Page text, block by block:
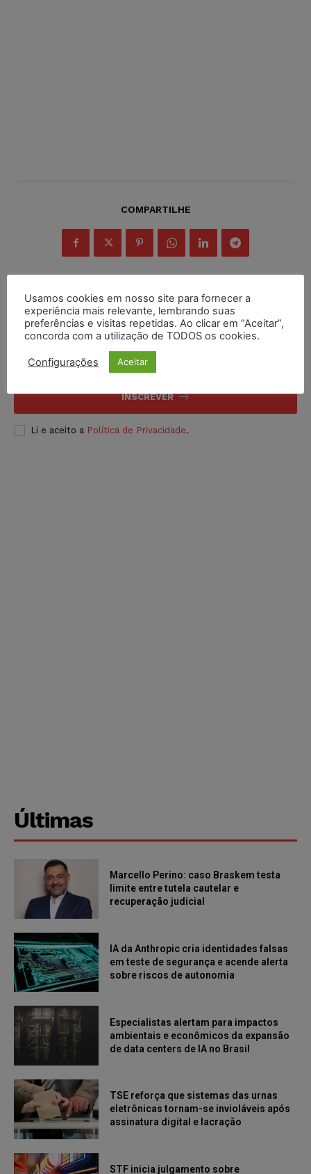
COMPARTILHE
Inscreva-se
INSCREVER
Li e aceito a Política de Privacidade.
Últimas
Marcello Perino: caso Braskem testa
limite entre tutela cautelar e
recuperação judicial
IA da Anthropic cria identidades falsas
em teste de segurança e acende alerta
sobre riscos de autonomia
Especialistas alertam para impactos
ambientais e econômicos da expansão
de data centers de IA no Brasil
TSE reforça que sistemas das urnas
eletrônicas tornam-se invioláveis após
assinatura digital e lacração
STF inicia julgamento sobre
Usamos cookies em nosso site para fornecer a
experiência mais relevante, lembrando suas
preferências e visitas repetidas. Ao clicar em “Aceitar”,
concorda com a utilização de TODOS os cookies.
Configurações Aceitar